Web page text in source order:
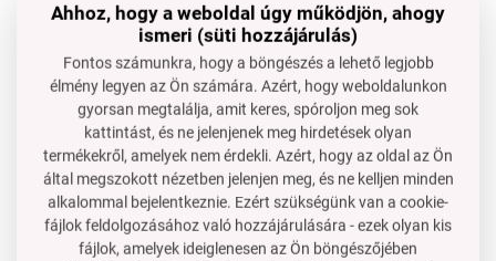
A kosárba
Raktáron
A kosárba
Raktáron
OFFICE | irodai rendező öt
rekeszes | írószer és irodai
kellékek állványa
5 PE
Ár neked
2 590 Ft
A kosárba
Raktáron
PRAKTIK |
Multifunkcionális
moduláris szervező
akasztóval | szürke | 15 cm
4 PE
Ár neked
1 790 Ft
A kosárba
Raktáron
Ahhoz, hogy a weboldal úgy működjön, ahogy
ismeri (süti hozzájárulás)
Fontos számunkra, hogy a böngészés a lehető legjobb
élmény legyen az Ön számára. Azért, hogy weboldalunkon
gyorsan megtalálja, amit keres, spóroljon meg sok
kattintást, és ne jelenjenek meg hirdetések olyan
termékekről, amelyek nem érdekli. Azért, hogy az oldal az Ön
által megszokott nézetben jelenjen meg, és ne kelljen minden
alkalommal bejelentkeznie. Ezért szükségünk van a cookie-
fájlok feldolgozásához való hozzájárulására - ezek olyan kis
fájlok, amelyek ideiglenesen az Ön böngészőjében